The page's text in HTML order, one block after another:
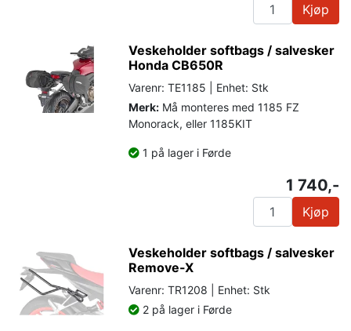
Kjøp
Veskeholder softbags / salvesker
Honda CB650R
Varenr: TE1185 | Enhet: Stk
Merk: Må monteres med 1185 FZ
Monorack, eller 1185KIT
1 på lager i Førde
1 740,-
Kjøp
Veskeholder softbags / salvesker
Remove-X
Varenr: TR1208 | Enhet: Stk
2 på lager i Førde